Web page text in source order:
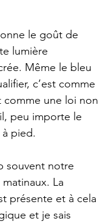
le goût de
lumière
Même le bleu
c’est comme
comme une loi non
peu importe le
pied.
souvent notre
La
présente et à cela
et je sais